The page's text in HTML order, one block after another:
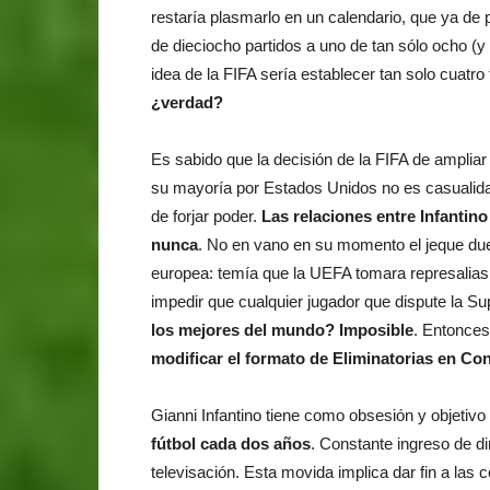
restaría plasmarlo en un calendario, que ya
de dieciocho partidos a uno de tan sólo ocho
idea de la FIFA sería establecer tan solo
¿verdad?
Es sabido que la decisión de la FIFA de
su mayoría por Estados Unidos no es
de forjar poder. Las relaciones entre
nunca. No en vano en su momento el jeque
europea: temía que la UEFA tomara
impedir que cualquier jugador que dispute la
los mejores del mundo? Imposible.
modificar el formato de Eliminatorias en
Gianni Infantino tiene como obsesión y
fútbol cada dos años. Constante ingreso de
televisación. Esta movida implica dar fin a las